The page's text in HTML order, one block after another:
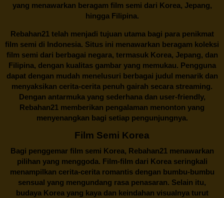
yang menawarkan beragam film semi dari Korea, Jepang,
hingga Filipina.
Rebahan21telah menjadi tujuan utama bagi para penikmat
film semi di Indonesia. Situs ini menawarkan beragam koleksi
film semi dari berbagai negara, termasuk Korea, Jepang, dan
Filipina, dengan kualitas gambar yang memukau. Pengguna
dapat dengan mudah menelusuri berbagai judul menarik dan
menyaksikan cerita-cerita penuh gairah secara streaming.
Dengan antarmuka yang sederhana dan user-friendly,
Rebahan21 memberikan pengalaman menonton yang
menyenangkan bagi setiap pengunjungnya.
Film Semi Korea
Bagi penggemar film semi Korea, Rebahan21menawarkan
pilihan yang menggoda. Film-film dari Korea seringkali
menampilkan cerita-cerita romantis dengan bumbu-bumbu
sensual yang mengundang rasa penasaran. Selain itu,
budaya Korea yang kaya dan keindahan visualnya turut